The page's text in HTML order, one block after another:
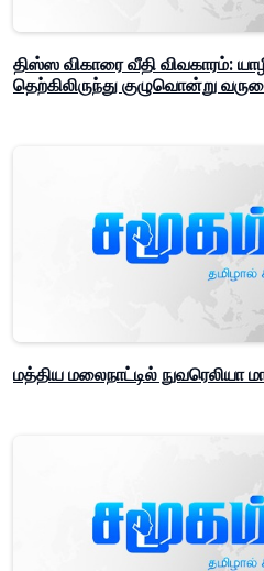
திஸ்ஸ விகாரை வீதி விவகாரம்:
தெற்கிலிருந்து குழுவொன்று
மத்திய மலைநாட்டில்